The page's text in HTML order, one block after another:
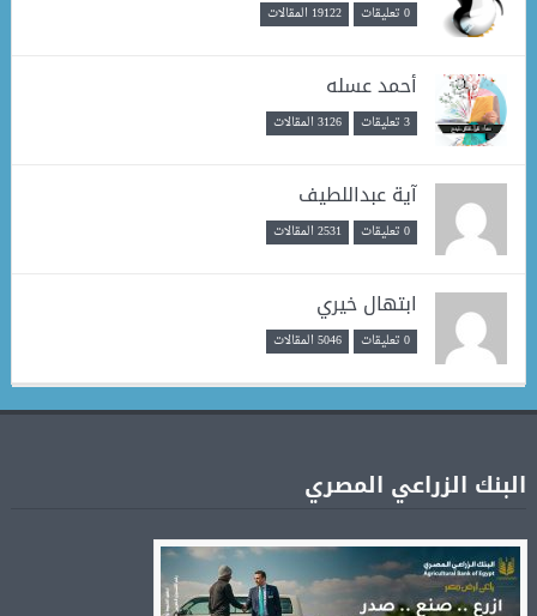
0 تعليقات 19122 المقالات
أحمد عسله
3 تعليقات 3126 المقالات
آية عبداللطيف
0 تعليقات 2531 المقالات
ابتهال خيري
0 تعليقات 5046 المقالات
البنك الزراعي المصري